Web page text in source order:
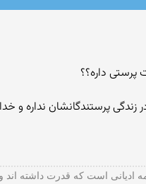
پرستی داره؟؟
پرستندگانشان نداره و
است که قدرت داشته اند